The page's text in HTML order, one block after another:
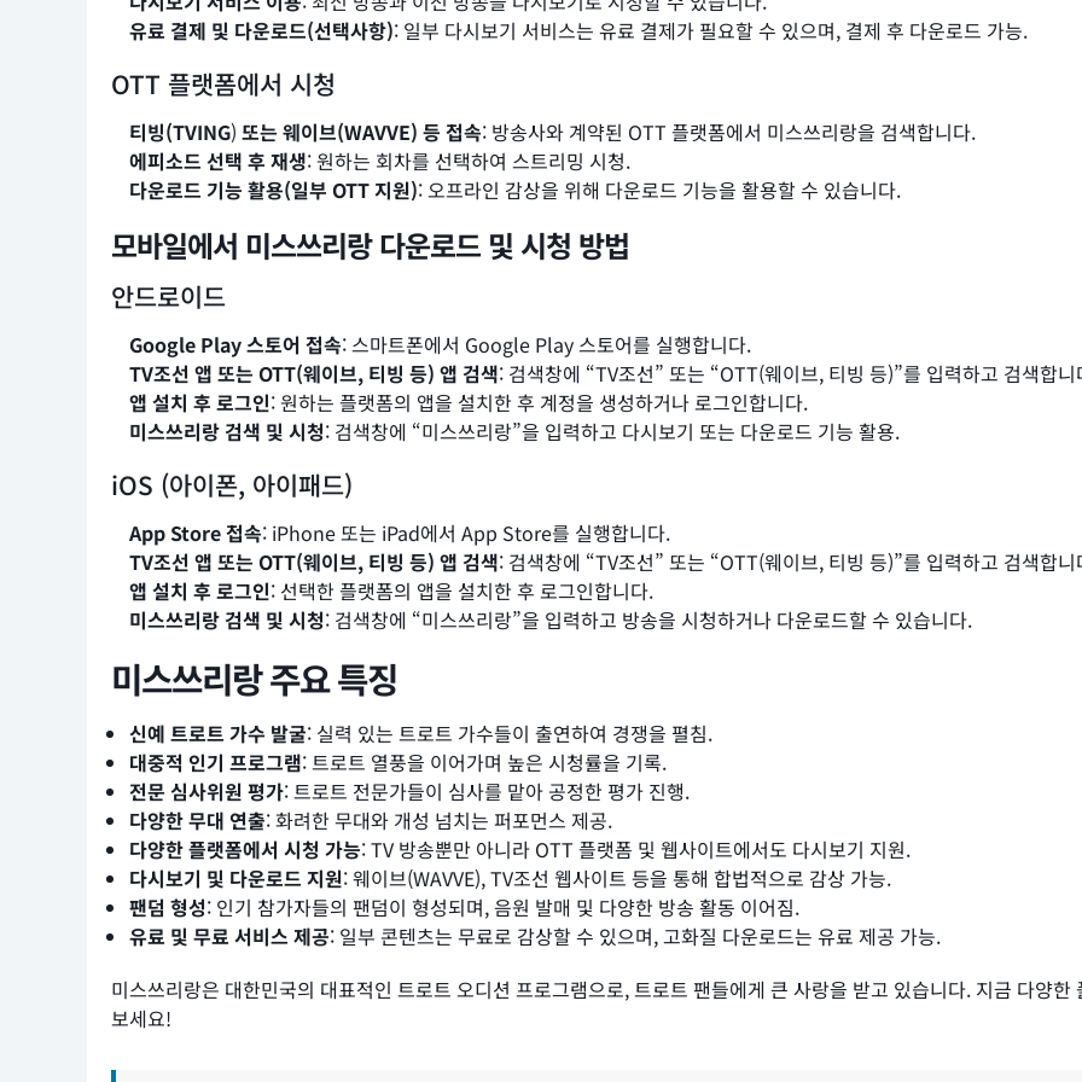
유료 결제 및 다운로드(선택사항): 일부 다시보기 서비스는 유료 결제가 필요할 수 있으며, 결제 후 다운로드 가능.
OTT 플랫폼에서 시청
티빙(TVING) 또는 웨이브(WAVVE) 등 접속: 방송사와 계약된 OTT 플랫폼에서 미스쓰리랑을 검색합니다.
에피소드 선택 후 재생: 원하는 회차를 선택하여 스트리밍 시청.
다운로드 기능 활용(일부 OTT 지원): 오프라인 감상을 위해 다운로드 기능을 활용할 수 있습니다.
모바일에서 미스쓰리랑 다운로드 및 시청 방법
안드로이드
Google Play 스토어 접속: 스마트폰에서 Google Play 스토어를 실행합니다.
TV조선 앱 또는 OTT(웨이브, 티빙 등) 앱 검색: 검색창에 “TV조선” 또는 “OTT(웨이브, 티빙 등)”를 입력하고 검색합니
앱 설치 후 로그인: 원하는 플랫폼의 앱을 설치한 후 계정을 생성하거나 로그인합니다.
미스쓰리랑 검색 및 시청: 검색창에 “미스쓰리랑”을 입력하고 다시보기 또는 다운로드 기능 활용.
iOS (아이폰, 아이패드)
App Store 접속: iPhone 또는 iPad에서 App Store를 실행합니다.
TV조선 앱 또는 OTT(웨이브, 티빙 등) 앱 검색: 검색창에 “TV조선” 또는 “OTT(웨이브, 티빙 등)”를 입력하고 검색합니
앱 설치 후 로그인: 선택한 플랫폼의 앱을 설치한 후 로그인합니다.
미스쓰리랑 검색 및 시청: 검색창에 “미스쓰리랑”을 입력하고 방송을 시청하거나 다운로드할 수 있습니다.
미스쓰리랑 주요 특징
신예 트로트 가수 발굴: 실력 있는 트로트 가수들이 출연하여 경쟁을 펼침.
대중적 인기 프로그램: 트로트 열풍을 이어가며 높은 시청률을 기록.
전문 심사위원 평가: 트로트 전문가들이 심사를 맡아 공정한 평가 진행.
다양한 무대 연출: 화려한 무대와 개성 넘치는 퍼포먼스 제공.
다양한 플랫폼에서 시청 가능: TV 방송뿐만 아니라 OTT 플랫폼 및 웹사이트에서도 다시보기 지원.
다시보기 및 다운로드 지원: 웨이브(WAVVE), TV조선 웹사이트 등을 통해 합법적으로 감상 가능.
팬덤 형성: 인기 참가자들의 팬덤이 형성되며, 음원 발매 및 다양한 방송 활동 이어짐.
유료 및 무료 서비스 제공: 일부 콘텐츠는 무료로 감상할 수 있으며, 고화질 다운로드는 유료 제공 가능.
미스쓰리랑은 대한민국의 대표적인 트로트 오디션 프로그램으로, 트로트 팬들에게 큰 사랑을 받고 있습니다. 지금 다양
보세요!